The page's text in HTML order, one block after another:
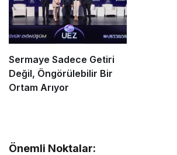
Sermaye Sadece Getiri
Değil, Öngörülebilir Bir
Ortam Arıyor
Önemli Noktalar: